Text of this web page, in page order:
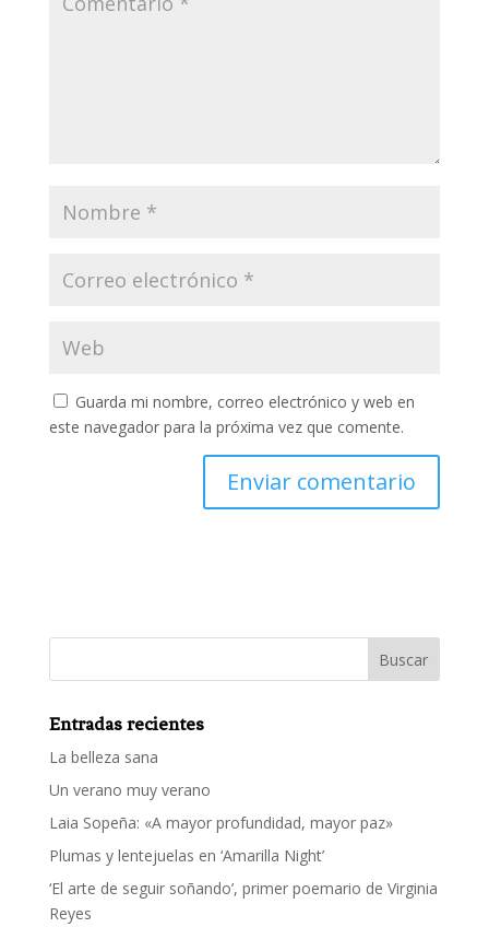
Guarda mi nombre, correo electrónico y web en
este navegador para la próxima vez que comente.
Entradas recientes
La belleza sana
Un verano muy verano
Laia Sopeña: «A mayor profundidad, mayor paz»
Plumas y lentejuelas en ‘Amarilla Night’
‘El arte de seguir soñando’, primer poemario de Virginia
Reyes